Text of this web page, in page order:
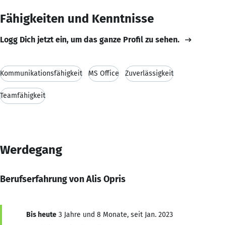
Fähigkeiten und Kenntnisse
Logg Dich jetzt ein, um das ganze Profil zu sehen.
Kommunikationsfähigkeit MS Office Zuverlässigkeit
Teamfähigkeit
Werdegang
Berufserfahrung von Alis Opris
Bis heute 3 Jahre und 8 Monate, seit Jan. 2023